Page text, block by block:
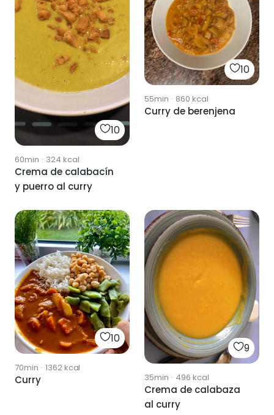
10
60min · 324 kcal
Crema de calabacín
y puerro al curry
10
55min · 860 kcal
Curry de berenjena
10
70min · 1362kcal
Curry
9
35min · 496 kcal
Crema de calabaza
al curry